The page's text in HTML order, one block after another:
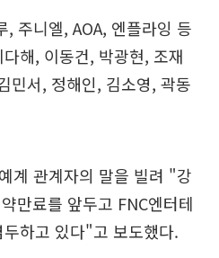
주니엘, AOA, 엔플라잉 등
해, 이동건, 박광현, 조재
민서, 정해인, 김소영, 곽동
계 관계자의 말을 빌려 "강
만료를 앞두고 FNC엔터테
하고 있다"고 보도했다.